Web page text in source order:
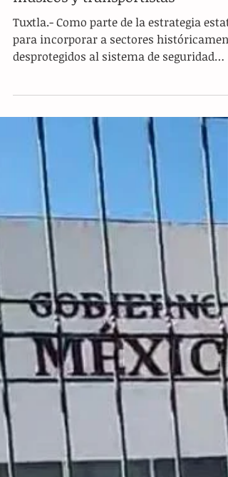
IMSS prepara afiliación masiva de
músicos y transportistas
Tuxtla.- Como parte de la estrategia
Mexicano del Seguro Social (IMSS) en
Chiapas, Hermilo Domínguez Zárate, y el
secretario de Economía y del Trabajo, Luis
Pedrero González, realizaron un recorrido
por el Hospital General Regional de
Especialidades “XIV de Septiembre” para
supervisar la capacidad de atención que
ofrecerá a los nuevos afiliados. D